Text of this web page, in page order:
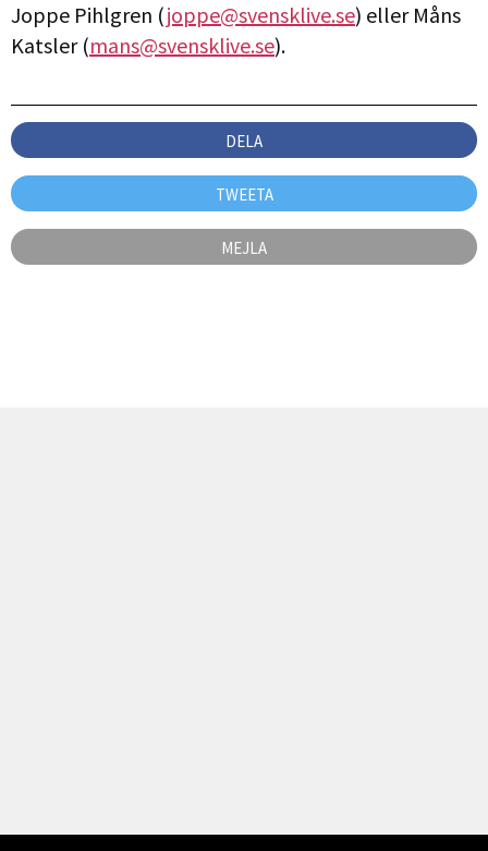
Joppe Pihlgren (joppe@svensklive.se) eller Måns
Katsler (mans@svensklive.se).
DELA
TWEETA
MEJLA